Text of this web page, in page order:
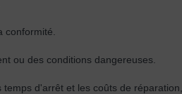
conformité.
ou des conditions dangereuses.
temps d'arrêt et les coûts de réparation,